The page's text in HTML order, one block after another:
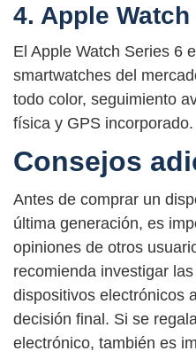
4. Apple
El Apple Watch Series 6
smartwatches del
todo color, seguimiento
física y GPS incorporado.
Consejos
Antes de comprar un
última generación, es
opiniones de otros
recomienda investigar
dispositivos electrónicos
decisión final. Si se
electrónico, también es